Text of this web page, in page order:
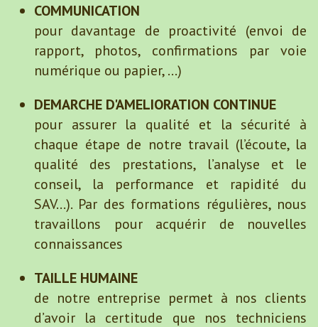
COMMUNICATION
pour davantage de proactivité (envoi de
rapport, photos, confirmations par voie
numérique ou papier, ...)
DEMARCHE D'AMELIORATION CONTINUE
pour assurer la qualité et la sécurité à
chaque étape de notre travail (l’écoute, la
qualité des prestations, l’analyse et le
conseil, la performance et rapidité du
SAV...). Par des formations régulières, nous
travaillons pour acquérir de nouvelles
connaissances
TAILLE HUMAINE
de notre entreprise permet à nos clients
d’avoir la certitude que nos techniciens